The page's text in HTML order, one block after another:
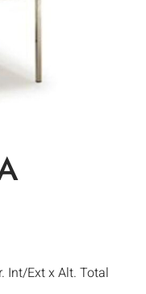
Int/Ext x Alt. Total